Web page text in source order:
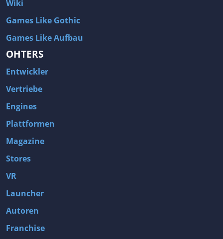
Wiki
Games Like Gothic
Games Like Aufbau
OHTERS
Entwickler
Vertriebe
Engines
Plattformen
Magazine
Stores
VR
Launcher
Autoren
Franchise